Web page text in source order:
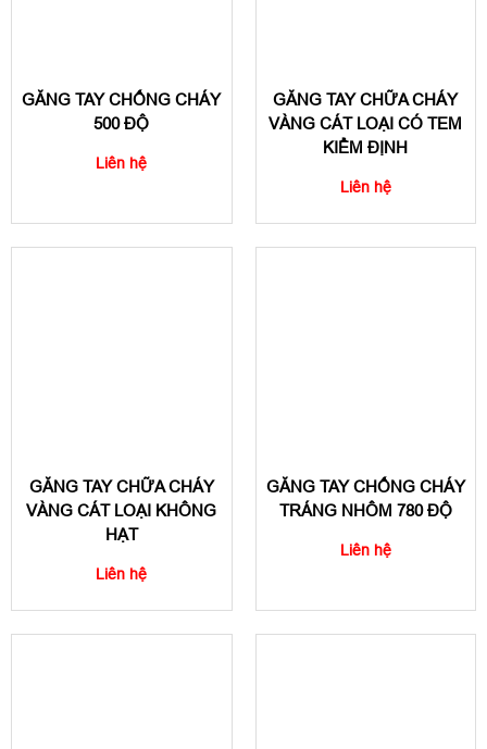
GĂNG TAY CHỐNG CHÁY
500 ĐỘ
Liên hệ
GĂNG TAY CHỮA CHÁY
VÀNG CÁT LOẠI CÓ TEM
KIỂM ĐỊNH
Liên hệ
GĂNG TAY CHỮA CHÁY
VÀNG CÁT LOẠI KHÔNG
HẠT
Liên hệ
GĂNG TAY CHỐNG CHÁY
TRÁNG NHÔM 780 ĐỘ
Liên hệ